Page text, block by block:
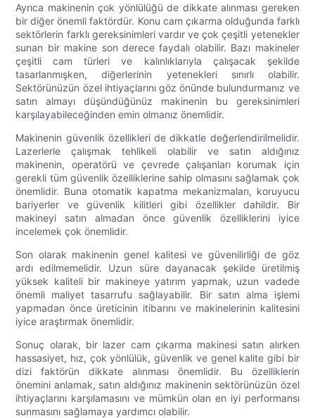
Ayrıca makinenin çok yönlülüğü de dikkate alınması gereken
bir diğer önemli faktördür. Konu cam çıkarma olduğunda farklı
sektörlerin farklı gereksinimleri vardır ve çok çeşitli yetenekler
sunan bir makine son derece faydalı olabilir. Bazı makineler
çeşitli cam türleri ve kalınlıklarıyla çalışacak şekilde
tasarlanmışken, diğerlerinin yetenekleri sınırlı olabilir.
Sektörünüzün özel ihtiyaçlarını göz önünde bulundurmanız ve
satın almayı düşündüğünüz makinenin bu gereksinimleri
karşılayabileceğinden emin olmanız önemlidir.
Makinenin güvenlik özellikleri de dikkatle değerlendirilmelidir.
Lazerlerle çalışmak tehlikeli olabilir ve satın aldığınız
makinenin, operatörü ve çevrede çalışanları korumak için
gerekli tüm güvenlik özelliklerine sahip olmasını sağlamak çok
önemlidir. Buna otomatik kapatma mekanizmaları, koruyucu
bariyerler ve güvenlik kilitleri gibi özellikler dahildir. Bir
makineyi satın almadan önce güvenlik özelliklerini iyice
incelemek çok önemlidir.
Son olarak makinenin genel kalitesi ve güvenilirliği de göz
ardı edilmemelidir. Uzun süre dayanacak şekilde üretilmiş
yüksek kaliteli bir makineye yatırım yapmak, uzun vadede
önemli maliyet tasarrufu sağlayabilir. Bir satın alma işlemi
yapmadan önce üreticinin itibarını ve makinelerinin kalitesini
iyice araştırmak önemlidir.
Sonuç olarak, bir lazer cam çıkarma makinesi satın alırken
hassasiyet, hız, çok yönlülük, güvenlik ve genel kalite gibi bir
dizi faktörün dikkate alınması önemlidir. Bu özelliklerin
önemini anlamak, satın aldığınız makinenin sektörünüzün özel
ihtiyaçlarını karşılamasını ve mümkün olan en iyi performansı
sunmasını sağlamaya yardımcı olabilir.